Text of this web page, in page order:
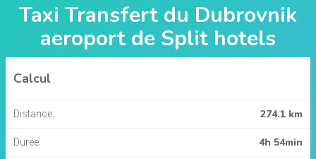
Taxi Transfert du Dubrovnik
aeroport de Split hotels
Calcul
Distance: 274.1 km
Durée: 4h 54min